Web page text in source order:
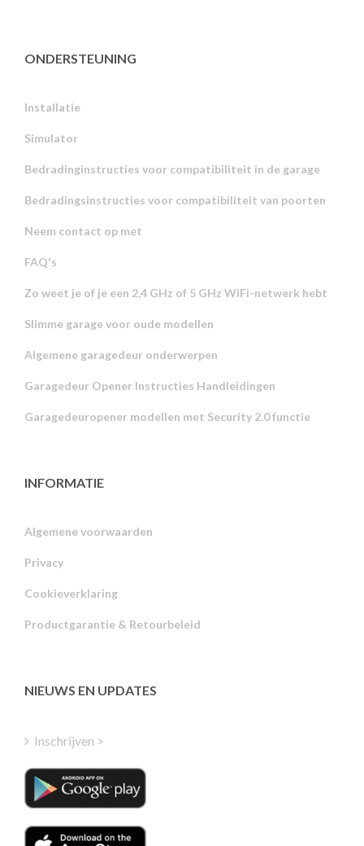
ONDERSTEUNING
Installatie
Simulator
Bedradinginstructies voor compatibiliteit in de garage
Bedradingsinstructies voor compatibiliteit van poorten
Neem contact op met
FAQ's
Zo weet je of je een 2,4 GHz of 5 GHz WiFi-netwerk hebt
Slimme garage voor oude modellen
Algemene garagedeur onderwerpen
Garagedeur Opener Instructies Handleidingen
Garagedeuropener modellen met Security 2.0 functie
INFORMATIE
Algemene voorwaarden
Privacy
Cookieverklaring
Productgarantie & Retourbeleid
NIEUWS EN UPDATES
Inschrijven >